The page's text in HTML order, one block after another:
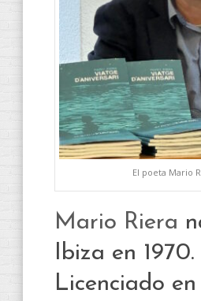
El poeta Mario
Mario Riera
Ibiza en 1970.
Licenciado en